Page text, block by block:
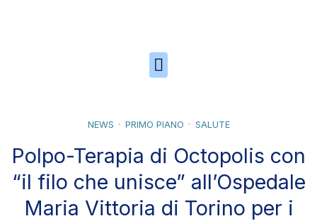
NEWS PRIMO PIANO SALUTE
Polpo-Terapia di Octopolis con
“il filo che unisce” all’Ospedale
Maria Vittoria di Torino per i